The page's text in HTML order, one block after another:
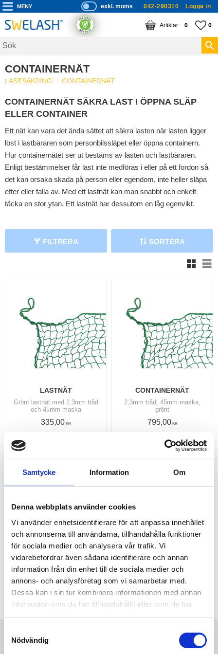
Samtycke Information Om
Denna webbplats använder cookies
Vi använder enhetsidentifierare för att anpassa innehållet
och annonserna till användarna, tillhandahålla funktioner
för sociala medier och analysera vår trafik. Vi
vidarebefordrar även sådana identifierare och annan
information från din enhet till de sociala medier och
annons- och analysföretag som vi samarbetar med.
Dessa kan i sin tur kombinera informationen med annan
information som du har tillhandahållit eller som de har
samlat in när du har använt deras tjänster.
Nödvändig
Meny
P
ri
s
s
a
exkl. moms 042-290310 Logga in
0
KUNDVAGN
ANTAL 0
CONTAINERNÄT
LASTSÄKRING CONTAINERNÄT
CONTAINERNÄT SÄKRA LAST I ÖPPNA SLÄP
ELLER CONTAINER
Ett nät kan vara det ända sättet att säkra lasten när lasten ligger
löst i lastbäraren som personbilssläpet eller öppna containern.
Hur containernätet ser ut bestäms av lasten och lastbäraren.
Enligt bestämmelser får last inte medföras i eller på ett fordon så
det kan orsaka skada på person eller egendom, inte heller släpa
efter eller falla av. Med ett lastnät kan man snabbt och enkelt
täcka en stor ytan. Ett lastnät har dessutom en låg egenvikt.
FILTRERA SORTERA
LASTNÄT
Grönt lastnät med 2,3mm tråd
och 45mm maska
335,00KR
INFO
CONTAINERNÄT
2,3mm tråd, 45mm maska,
grönt
795,00KR
CONTAINERNÄT OCH LASTNÄT
och lastnät. Det finns givetvis en mängd andra varianter och
önskemål när det gäller nät. Vi offererar givetvis gärna andra
modeller om det är något speciellt transportnät ni efterfrågar som
flisnät, spånnät eller annat transportnät.
Även nät sytt med polyesterband efter era önskemål i alla
tänkbara varianter levererar vi. Kontakta oss för konsultation och
offert
SWELASH AB